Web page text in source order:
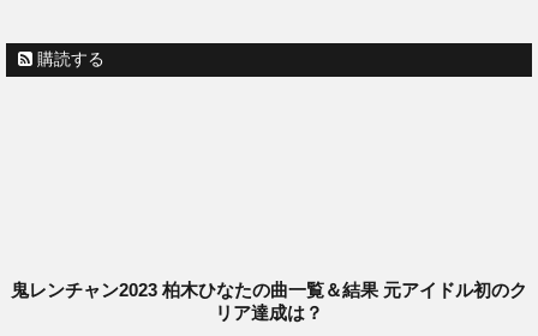
購読する
鬼レンチャン2023 柏木ひなたの曲一覧＆結果 元アイドル初のク
リア達成は？